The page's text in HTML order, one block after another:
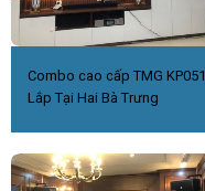
Combo cao cấp TMG KP051
Lắp Tại Hai Bà Trưng